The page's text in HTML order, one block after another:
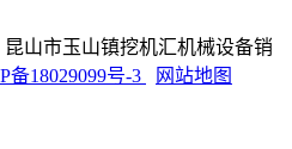
山市玉山镇挖机汇机械设备销
备18029099号-3 网站地图